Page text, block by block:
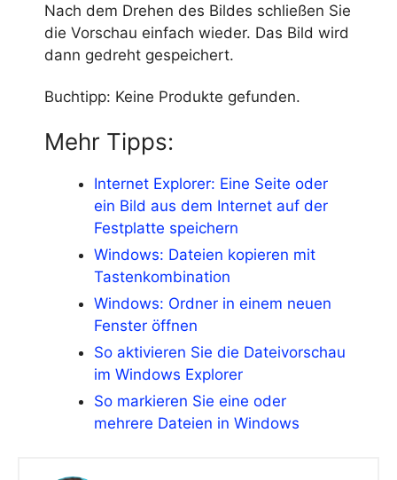
Nach dem Drehen des Bildes schließen Sie
die Vorschau einfach wieder. Das Bild wird
dann gedreht gespeichert.
Buchtipp: Keine Produkte gefunden.
Mehr Tipps:
Internet Explorer: Eine Seite oder
ein Bild aus dem Internet auf der
Festplatte speichern
Windows: Dateien kopieren mit
Tastenkombination
Windows: Ordner in einem neuen
Fenster öffnen
So aktivieren Sie die Dateivorschau
im Windows Explorer
So markieren Sie eine oder
mehrere Dateien in Windows